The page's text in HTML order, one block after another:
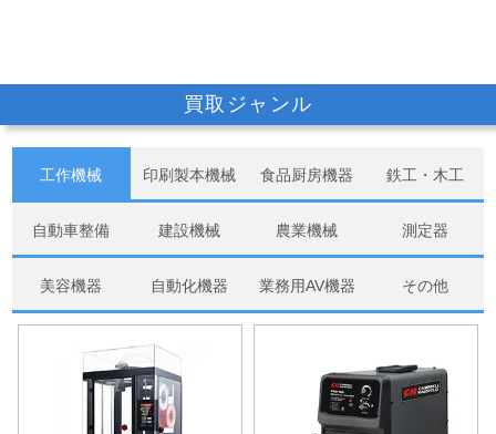
買取ジャンル
工作機械 印刷製本機械 食品厨房機器 鉄工・木工
自動車整備 建設機械 農業機械 測定器
美容機器 自動化機器 業務用AV機器 その他